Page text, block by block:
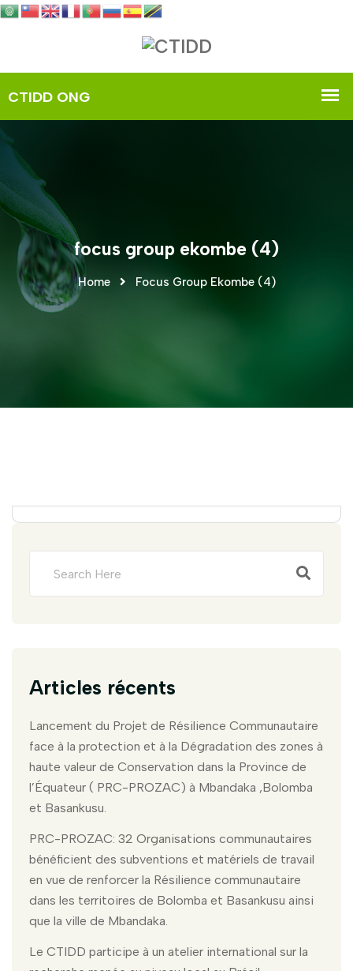
focus group ekombe (4)
Home Focus Group Ekombe (4)
Articles récents
Lancement du Projet de Résilience Communautaire
face à la protection et à la Dégradation des zones à
haute valeur de Conservation dans la Province de
l’Équateur ( PRC-PROZAC) à Mbandaka ,Bolomba
et Basankusu.
PRC-PROZAC: 32 Organisations communautaires
bénéficient des subventions et matériels de travail
en vue de renforcer la Résilience communautaire
dans les territoires de Bolomba et Basankusu ainsi
que la ville de Mbandaka.
Le CTIDD participe à un atelier international sur la